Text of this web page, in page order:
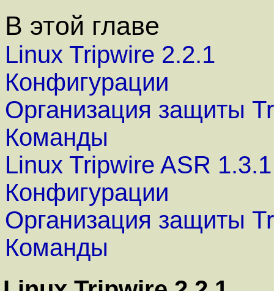
В этой главе
Linux Tripwire 2.2.1
Конфигурации
Организация защиты
Команды
Linux Tripwire ASR 1.3.1
Конфигурации
Организация защиты
Команды